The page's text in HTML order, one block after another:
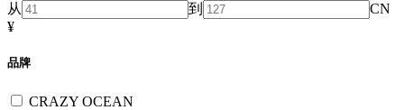
从 到
CN
¥
品牌
CRAZY OCEAN